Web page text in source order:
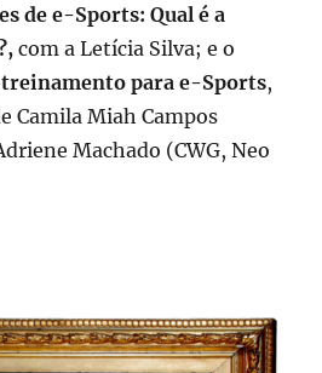
de e-Sports: Qual é a
com a Letícia Silva; e o
treinamento para e-Sports,
Camila Miah Campos
Machado (CWG, Neo